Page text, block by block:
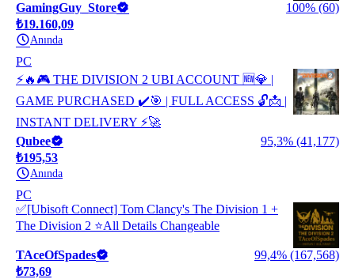
GamingGuy_Store
100% (60)
₺19.160,09
Anında
PC
⚡🔥🎮 THE DIVISION 2 UBI ACCOUNT 🆕💎 |
GAME PURCHASED ✔️🎯 | FULL ACCESS 🔓📩 |
INSTANT DELIVERY ⚡🚀
Qubee
95,3% (41,177)
₺195,53
Anında
PC
✅[Ubisoft Connect] Tom Clancy's The Division 1 +
The Division 2 ⭐All Details Changeable
TAceOfSpades
99,4% (167,568)
₺73,69